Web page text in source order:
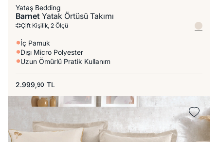
Yataş Bedding
Barnet Yatak Örtüsü Takımı
Çift Kişilik, 2 Ölçü
İç Pamuk
Dışı Micro Polyester
Uzun Ömürlü Pratik Kullanım
2.999,90 TL